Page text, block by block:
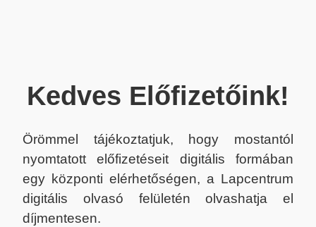
Kedves Előfizetőink!
Örömmel tájékoztatjuk, hogy mostantól
nyomtatott előfizetéseit digitális formában
egy központi elérhetőségen, a Lapcentrum
digitális olvasó felületén olvashatja el
díjmentesen.